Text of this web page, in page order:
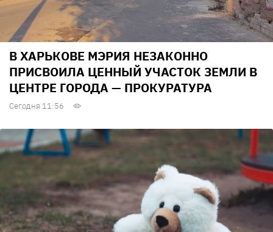
В ХАРЬКОВЕ МЭРИЯ НЕЗАКОННО
ПРИСВОИЛА ЦЕННЫЙ УЧАСТОК ЗЕМЛИ В
ЦЕНТРЕ ГОРОДА — ПРОКУРАТУРА
Сегодня 11:56